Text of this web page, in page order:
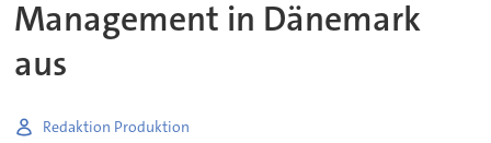
Management in Dänemark
aus
Redaktion Produktion